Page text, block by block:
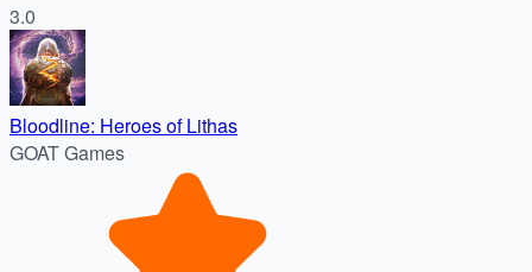
3.0
Bloodline: Heroes of Lithas
GOAT Games